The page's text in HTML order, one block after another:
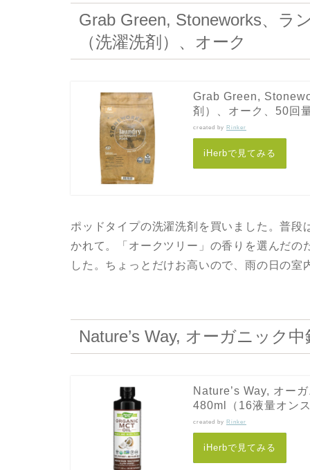
Grab Green, Stoneworks、ラ
（洗濯洗剤）、オーク
Grab Green,
剤）、オーク、50回
created by Rinker
iHerbで見てみる
ポッドタイプの洗濯洗剤を買いました。普
かれて。「オークツリー」の香りを選んだ
した。ちょっとだけお高いので、雨の日の
Nature’s Way, オーガニック
Nature’s Way, オー
480ml（16液量オン
created by Rinker
iHerbで見てみる